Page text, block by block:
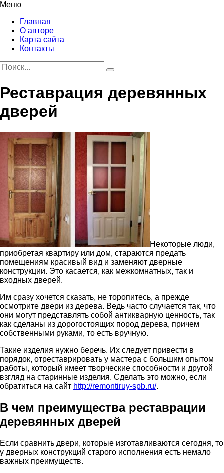
Меню
Главная
О авторе
Карта сайта
Контакты
Реставрация деревянных
дверей
Некоторые люди,
приобретая квартиру или дом, стараются предать
помещениям красивый вид и заменяют дверные
конструкции. Это касается, как межкомнатных, так и
входных дверей.
Им сразу хочется сказать, не торопитесь, а прежде
осмотрите двери из дерева. Ведь часто случается так, что
они могут представлять собой антикварную ценность, так
как сделаны из дорогостоящих пород дерева, причем
собственными руками, то есть вручную.
Такие изделия нужно беречь. Их следует привести в
порядок, отреставрировать у мастера с большим опытом
работы, который имеет творческие способности и другой
взгляд на старинные изделия. Сделать это можно, если
обратиться на сайт http://remontiruy-spb.ru/.
В чем преимущества реставрации
деревянных дверей
Если сравнить двери, которые изготавливаются сегодня, то
у дверных конструкций старого исполнения есть немало
важных преимуществ.